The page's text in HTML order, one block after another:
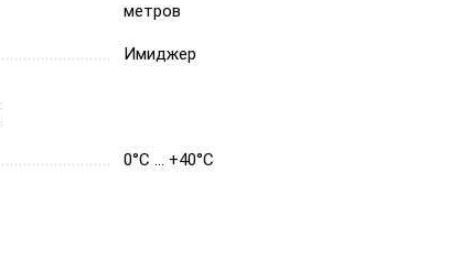
метров
Имиджер
0°C … +40°C